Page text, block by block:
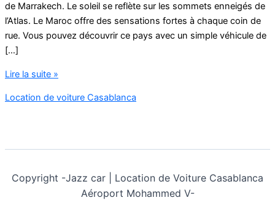
de Marrakech. Le soleil se reflète sur les sommets enneigés de
l’Atlas. Le Maroc offre des sensations fortes à chaque coin de
rue. Vous pouvez découvrir ce pays avec un simple véhicule de
[…]
agence
de
luxe
maroc
Lire la suite »
Location de voiture Casablanca
Copyright -Jazz car | Location de Voiture Casablanca
Aéroport Mohammed V-